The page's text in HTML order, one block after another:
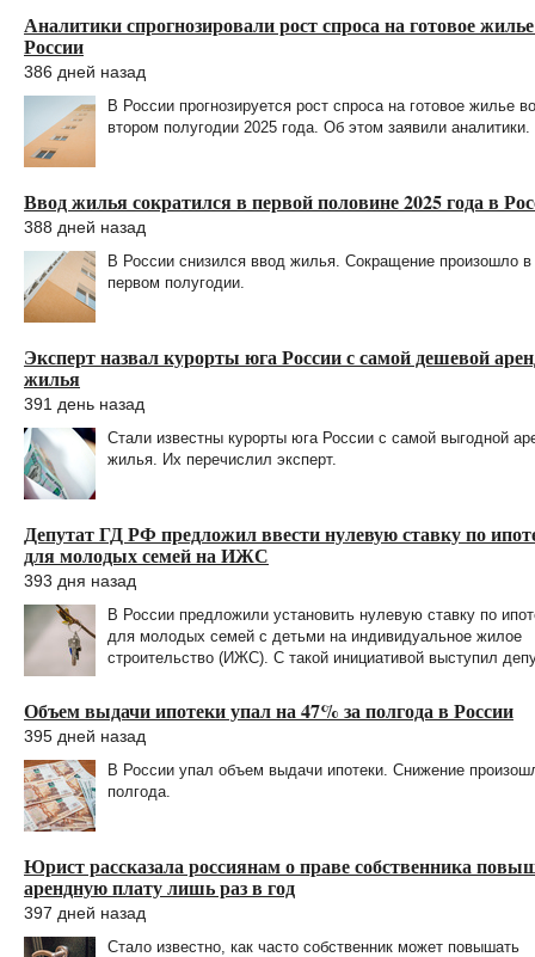
Аналитики спрогнозировали рост спроса на готовое
России
386 дней назад
В России прогнозируется рост спроса на готовое жилье во
втором полугодии 2025 года. Об этом заявили аналитики.
Ввод жилья сократился в первой половине 2025 года в
388 дней назад
В России снизился ввод жилья. Сокращение произошло в
первом полугодии.
Эксперт назвал курорты юга России с самой дешевой
жилья
391 день назад
Стали известны курорты юга России с самой выгодной
жилья. Их перечислил эксперт.
Депутат ГД РФ предложил ввести нулевую ставку по
для молодых семей на ИЖС
393 дня назад
В России предложили установить нулевую ставку по
для молодых семей с детьми на индивидуальное жилое
строительство (ИЖС). С такой инициативой выступил
Объем выдачи ипотеки упал на 47% за полгода в России
395 дней назад
В России упал объем выдачи ипотеки. Снижение
полгода.
Юрист рассказала россиянам о праве собственника
арендную плату лишь раз в год
397 дней назад
Стало известно, как часто собственник может повышать